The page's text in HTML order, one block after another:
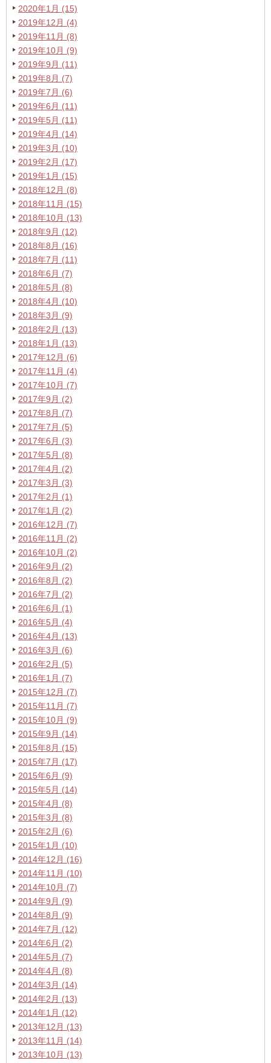
2020年1月 (15)
2019年12月 (4)
2019年11月 (8)
2019年10月 (9)
2019年9月 (11)
2019年8月 (7)
2019年7月 (6)
2019年6月 (11)
2019年5月 (11)
2019年4月 (14)
2019年3月 (10)
2019年2月 (17)
2019年1月 (15)
2018年12月 (8)
2018年11月 (15)
2018年10月 (13)
2018年9月 (12)
2018年8月 (16)
2018年7月 (11)
2018年6月 (7)
2018年5月 (8)
2018年4月 (10)
2018年3月 (9)
2018年2月 (13)
2018年1月 (13)
2017年12月 (6)
2017年11月 (4)
2017年10月 (7)
2017年9月 (2)
2017年8月 (7)
2017年7月 (5)
2017年6月 (3)
2017年5月 (8)
2017年4月 (2)
2017年3月 (3)
2017年2月 (1)
2017年1月 (2)
2016年12月 (7)
2016年11月 (2)
2016年10月 (2)
2016年9月 (2)
2016年8月 (2)
2016年7月 (2)
2016年6月 (1)
2016年5月 (4)
2016年4月 (13)
2016年3月 (6)
2016年2月 (5)
2016年1月 (7)
2015年12月 (7)
2015年11月 (7)
2015年10月 (9)
2015年9月 (14)
2015年8月 (15)
2015年7月 (17)
2015年6月 (9)
2015年5月 (14)
2015年4月 (8)
2015年3月 (8)
2015年2月 (6)
2015年1月 (10)
2014年12月 (16)
2014年11月 (10)
2014年10月 (7)
2014年9月 (9)
2014年8月 (9)
2014年7月 (12)
2014年6月 (2)
2014年5月 (7)
2014年4月 (8)
2014年3月 (14)
2014年2月 (13)
2014年1月 (12)
2013年12月 (13)
2013年11月 (14)
2013年10月 (13)